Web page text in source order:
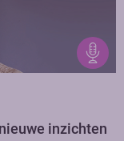
inzichten